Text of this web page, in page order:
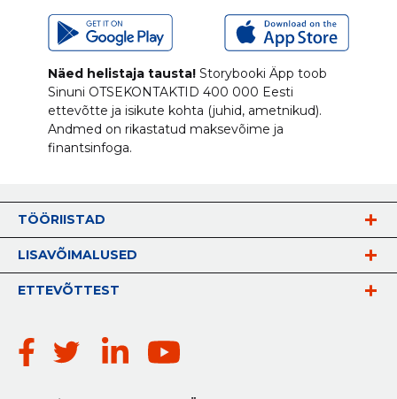
Näed helistaja tausta! Storybooki Äpp toob
Sinuni OTSEKONTAKTID 400 000 Eesti
ettevõtte ja isikute kohta (juhid, ametnikud).
Andmed on rikastatud maksevõime ja
finantsinfoga.
TÖÖRIISTAD
LISAVÕIMALUSED
ETTEVÕTTEST